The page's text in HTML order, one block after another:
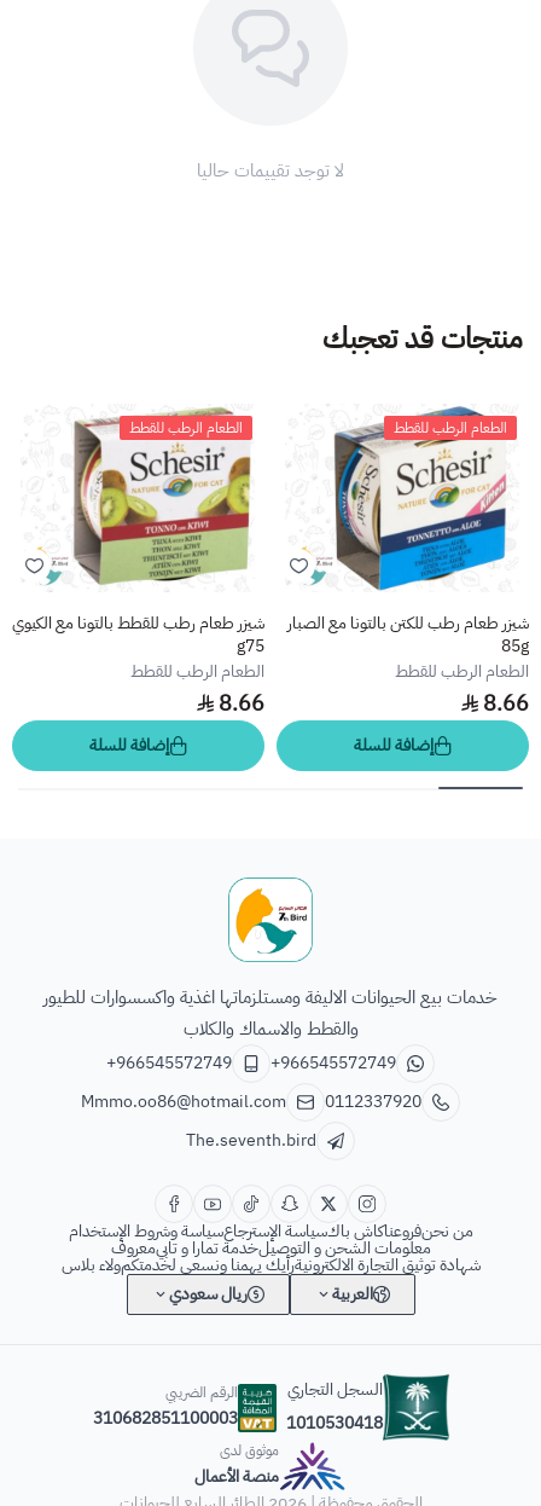
لا توجد تقييمات حاليا
منتجات قد تعجبك
الطعام الرطب للقطط
شيزر طعام رطب للكتن بالتونا مع الصبار
85g
الطعام الرطب للقطط
8.66
إضافة للسلة
الطعام الرطب للقطط
شيزر طعام رطب للقطط بالتونا مع الكيوي
g75
الطعام الرطب للقطط
8.66
إضافة للسلة
خدمات بيع الحيوانات الاليفة ومستلزماتها اغذية واكسسوارات للطيور
والقطط والاسماك والكلاب
+966545572749
+966545572749
0112337920
Mmmo.oo86@hotmail.com
The.seventh.bird
من نحنفروعناكاش باكسياسة الإسترجاعسياسة وشروط الإستخدام
معلومات الشحن و التوصيلخدمة تمارا و تابيمعروف
شهادة توثيق التجارة الالكترونيةرأيك يهمنا ونسعى لخدمتكمولاء بلاس
العربية
ريال سعودي
السجل التجاري
1010530418
الرقم الضريبي
310682851100003
موثوق لدى
منصة الأعمال